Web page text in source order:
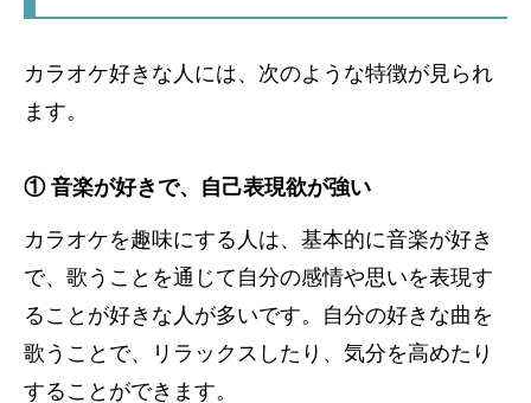
カラオケ好きな人には、次のような特徴が見られ
ます。
① 音楽が好きで、自己表現欲が強い
カラオケを趣味にする人は、基本的に音楽が好き
で、歌うことを通じて自分の感情や思いを表現す
ることが好きな人が多いです。自分の好きな曲を
歌うことで、リラックスしたり、気分を高めたり
することができます。